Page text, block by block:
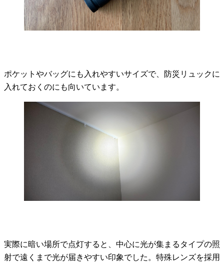
ポケットやバッグにも入れやすいサイズで、防災リュックに
入れておくのにも向いています。
実際に暗い場所で点灯すると、中心に光が集まるタイプの照
射で遠くまで光が届きやすい印象でした。特殊レンズを採用